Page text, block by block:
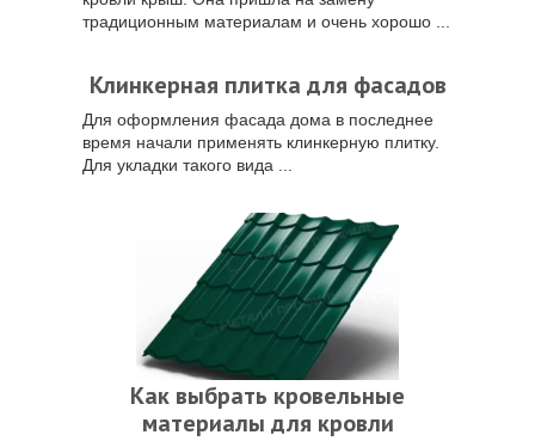
традиционным материалам и очень хорошо ...
Клинкерная плитка для фасадов
Для оформления фасада дома в последнее
время начали применять клинкерную плитку.
Для укладки такого вида ...
Как выбрать кровельные
материалы для кровли